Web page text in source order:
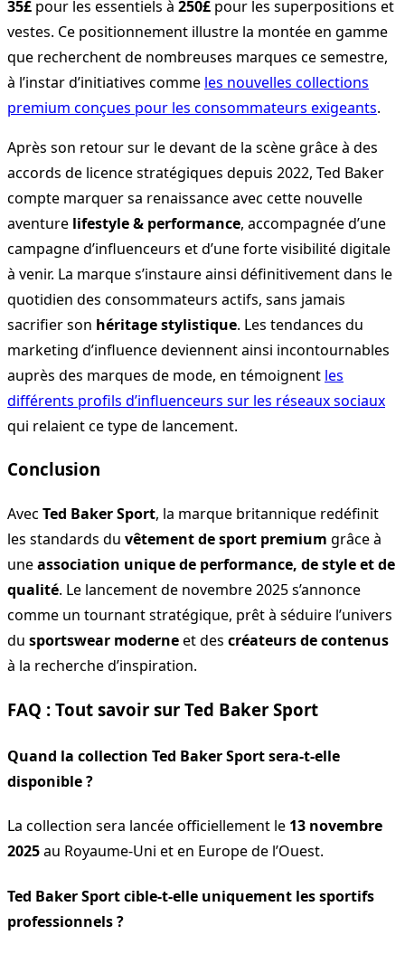
35£ pour les essentiels à 250£ pour les superpositions et
vestes. Ce positionnement illustre la montée en gamme
que recherchent de nombreuses marques ce semestre,
à l’instar d’initiatives comme les nouvelles collections
premium conçues pour les consommateurs exigeants.
Après son retour sur le devant de la scène grâce à des
accords de licence stratégiques depuis 2022, Ted Baker
compte marquer sa renaissance avec cette nouvelle
aventure lifestyle & performance, accompagnée d’une
campagne d’influenceurs et d’une forte visibilité digitale
à venir. La marque s’instaure ainsi définitivement dans le
quotidien des consommateurs actifs, sans jamais
sacrifier son héritage stylistique. Les tendances du
marketing d’influence deviennent ainsi incontournables
auprès des marques de mode, en témoignent les
différents profils d’influenceurs sur les réseaux sociaux
qui relaient ce type de lancement.
Conclusion
Avec Ted Baker Sport, la marque britannique redéfinit
les standards du vêtement de sport premium grâce à
uneassociation unique de performance, de style et de
qualité. Le lancement de novembre 2025 s’annonce
comme un tournant stratégique, prêt à séduire l’univers
du sportswear moderneet des créateurs de contenus
à la recherche d’inspiration.
FAQ : Tout savoir sur Ted Baker Sport
Quand la collection Ted Baker Sport sera-t-elle
disponible ?
La collection sera lancée officiellement le 13 novembre
2025au Royaume-Uni et en Europe de l’Ouest.
Ted Baker Sport cible-t-elle uniquement les sportifs
professionnels ?